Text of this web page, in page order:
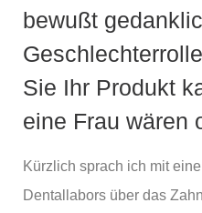
bewußt
Sie Ihr Produkt
eine Frau wären
Kürzlich sprach ich mit
Dentallabors über das